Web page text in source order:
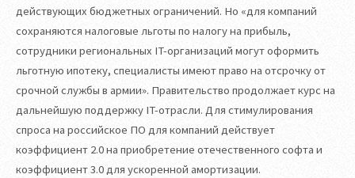
действующих бюджетных ограничений. Но «для компаний
сохраняются налоговые льготы по налогу на прибыль,
сотрудники региональных IT-организаций могут оформить
льготную ипотеку, специалисты имеют право на отсрочку от
срочной службы в армии». Правительство продолжает курс на
дальнейшую поддержку IT-отрасли. Для стимулирования
спроса на российское ПО для компаний действует
коэффициент 2.0 на приобретение отечественного софта и
коэффициент 3.0 для ускоренной амортизации.